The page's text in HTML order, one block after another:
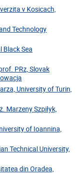
v Kosicach,
Technology
Black Sea
PRz, Slovak
University of Turin,
Marzeny Szpiłyk,
of Ioannina,
Technical University,
din Oradea,